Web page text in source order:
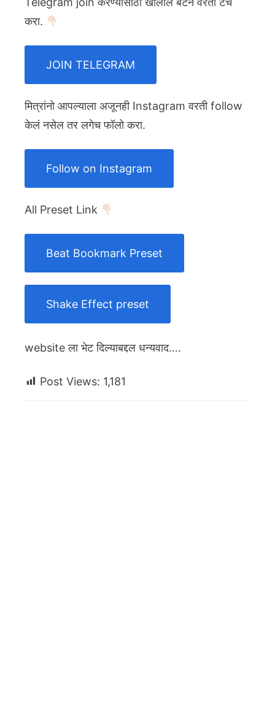
करा.
JOIN TELEGRAM
मित्रांनो आपल्याला अजूनही Instagram वरती follow
केलं नसेल तर लगेच फॉलो करा.
Follow on Instagram
All Preset Link
Beat Bookmark Preset
Shake Effect preset
website ला भेट दिल्याबद्दल धन्यवाद….
Post Views: 1,181